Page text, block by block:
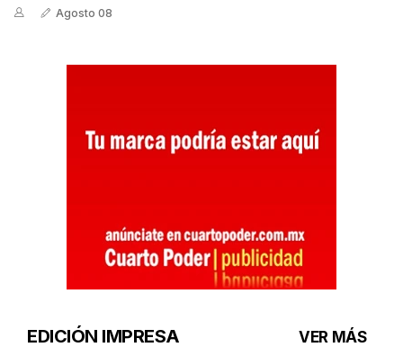
Agosto 08
EDICIÓN IMPRESA VER MÁS